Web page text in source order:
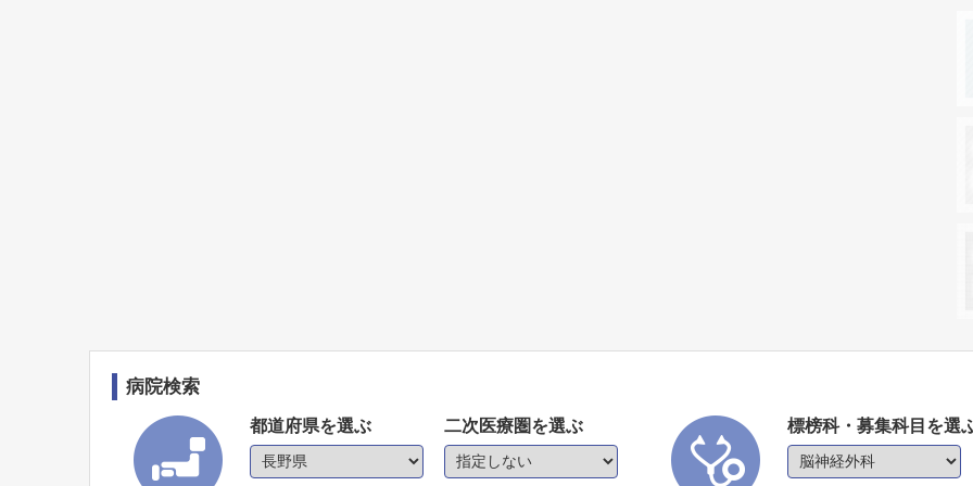
病院検索
都道府県を選ぶ 二次医療圏を選ぶ 標榜科・募集科目を選